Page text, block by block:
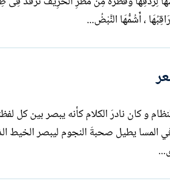
، أَشُمُّهَا النَّبْضُ...
و كان نادرَ الكلام كأنه يبصر بين كل
المسا يطيل صحبةَ النجوم ليبصر الخيط